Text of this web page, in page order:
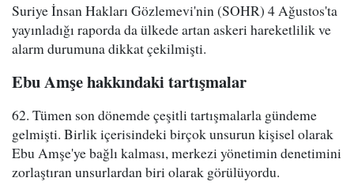
Suriye İnsan Hakları Gözlemevi'nin (SOHR) 4 Ağustos'ta
yayınladığı raporda da ülkede artan askeri hareketlilik ve
alarm durumuna dikkat çekilmişti.
Ebu Amşe hakkındaki tartışmalar
62. Tümen son dönemde çeşitli tartışmalarla gündeme
gelmişti. Birlik içerisindeki birçok unsurun kişisel olarak
Ebu Amşe'ye bağlı kalması, merkezi yönetimin denetimini
zorlaştıran unsurlardan biri olarak görülüyordu.